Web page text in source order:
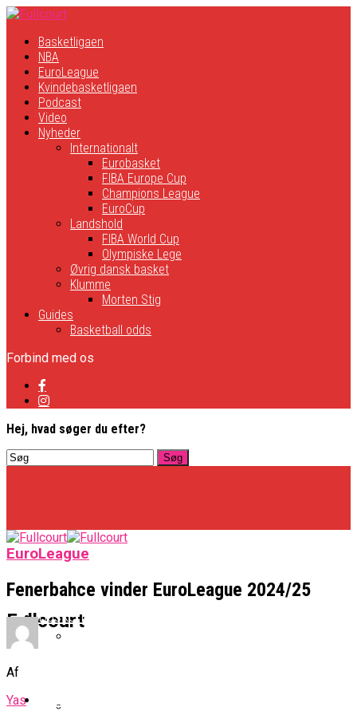
Basketligaen
NBA
EuroLeague
Kvindebasketligaen
Podcast
Video
Nyheder
Internationalt
Eurobasket
FIBA Europe Cup
Champions League
EuroCup
Landshold
FIBA World Cup
Olympiske Lege
Øvrig dansk basket
Klumme
Morten Stig
Guides
Basketball odds
Forbind med os
Hej, hvad søger du efter?
Fullcourt
Basketligaen
NBA
EuroLeague
Fenerbahce vinder EuroLeague 2024/25
Af
Yas